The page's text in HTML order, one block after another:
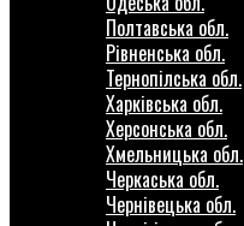
Полтавська обл.
Рівненська обл.
Тернопілська обл.
Харківська обл.
Херсонська обл.
Хмельницька обл.
Черкаська обл.
Чернівецька обл.